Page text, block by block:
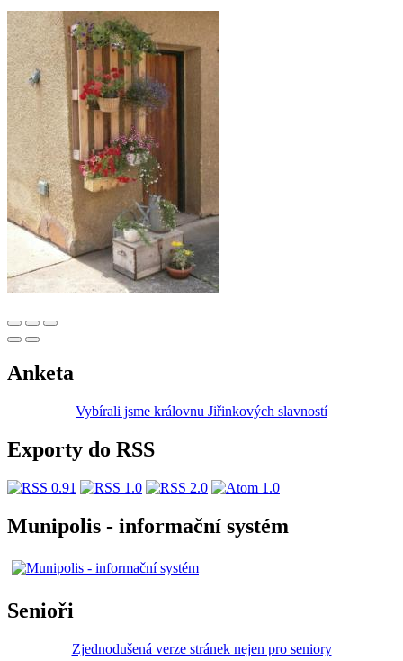
Anketa
Vybírali jsme královnu Jiřinkových slavností
Exporty do RSS
Munipolis - informační systém
Senioři
Zjednodušená verze stránek nejen pro seniory